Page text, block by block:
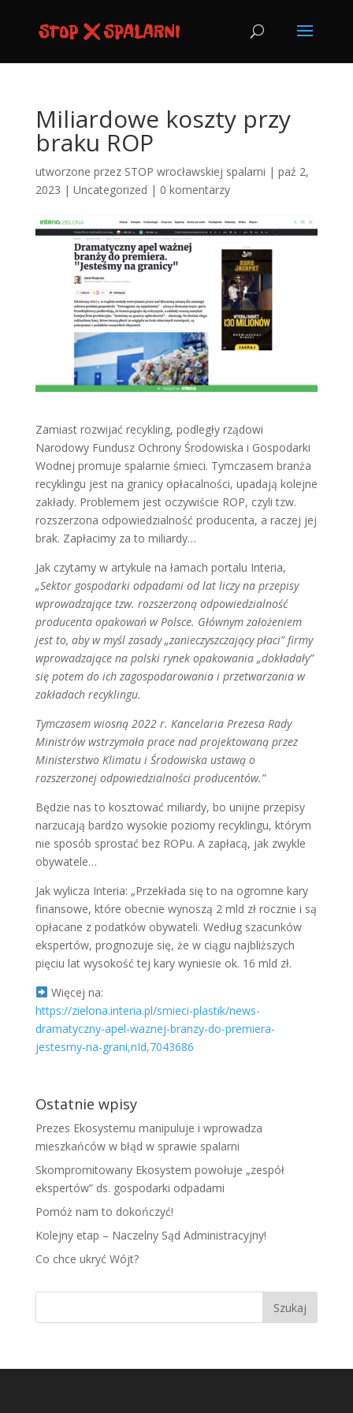
Miliardowe koszty przy
braku ROP
utworzone przez STOP wrocławskiej spalarni | paź 2,
2023 | Uncategorized | 0 komentarzy
Zamiast rozwijać recykling, podległy rządowi
Narodowy Fundusz Ochrony Środowiska i Gospodarki
Wodnej promuje spalarnie śmieci. Tymczasem branża
recyklingu jest na granicy opłacalności, upadają kolejne
zakłady. Problemem jest oczywiście ROP, czyli tzw.
rozszerzona odpowiedzialność producenta, a raczej jej
brak. Zapłacimy za to miliardy…
Jak czytamy w artykule na łamach portalu Interia,
„Sektor gospodarki odpadami od lat liczy na przepisy
wprowadzające tzw. rozszerzoną odpowiedzialność
producenta opakowań w Polsce. Głównym założeniem
jest to, aby w myśl zasady „zanieczyszczający płaci” firmy
wprowadzające na polski rynek opakowania „dokładały”
się potem do ich zagospodarowania i przetwarzania w
zakładach recyklingu.
Tymczasem wiosną 2022 r. Kancelaria Prezesa Rady
Ministrów wstrzymała prace nad projektowaną przez
Ministerstwo Klimatu i Środowiska ustawą o
rozszerzonej odpowiedzialności producentów.”
Będzie nas to kosztować miliardy, bo unijne przepisy
narzucają bardzo wysokie poziomy recyklingu, którym
nie sposób sprostać bez ROPu. A zapłacą, jak zwykle
obywatele…
Jak wylicza Interia: „Przekłada się to na ogromne kary
finansowe, które obecnie wynoszą 2 mld zł rocznie i są
opłacane z podatków obywateli. Według szacunków
ekspertów, prognozuje się, że w ciągu najbliższych
pięciu lat wysokość tej kary wyniesie ok. 16 mld zł.
Więcej na:
https://zielona.interia.pl/smieci-plastik/news-
dramatyczny-apel-waznej-branzy-do-premiera-
jestesmy-na-grani,nId,7043686
Ostatnie wpisy
Prezes Ekosystemu manipuluje i wprowadza
mieszkańców w błąd w sprawie spalarni
Skompromitowany Ekosystem powołuje „zespół
ekspertów” ds. gospodarki odpadami
Pomóż nam to dokończyć!
Kolejny etap – Naczelny Sąd Administracyjny!
Co chce ukryć Wójt?